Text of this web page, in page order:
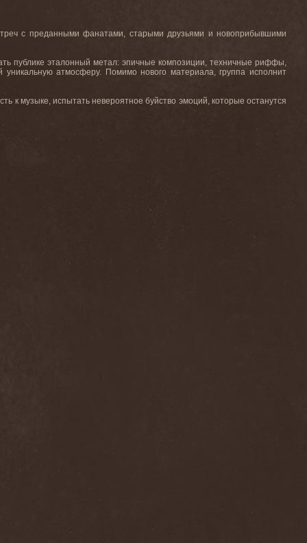
с преданными фанатами, старыми друзьями и новоприбывшими
публике эталонный метал: эпичные композиции, техничные риффы,
атмосферу. Помимо нового материала, группа исполнит
к музыке, испытать невероятное буйство эмоций, которые останутся